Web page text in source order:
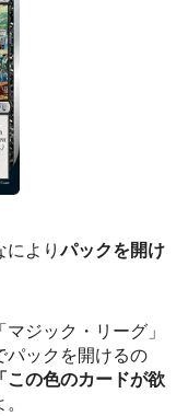
によりパックを開け
ジック・リーグ」
パックを開けるの
この色のカードが欲